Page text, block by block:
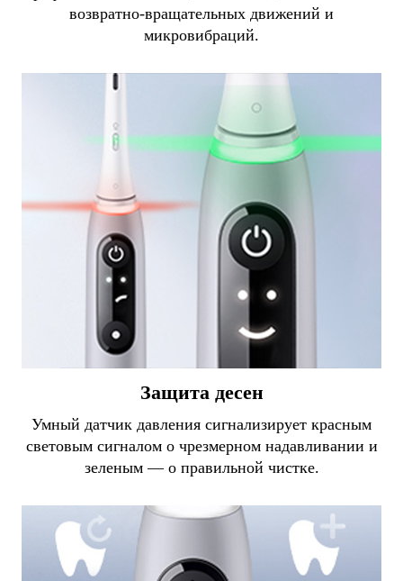
возвратно-вращательных движений и
микровибраций.
Защита десен
Умный датчик давления сигнализирует красным
световым сигналом о чрезмерном надавливании и
зеленым — о правильной чистке.